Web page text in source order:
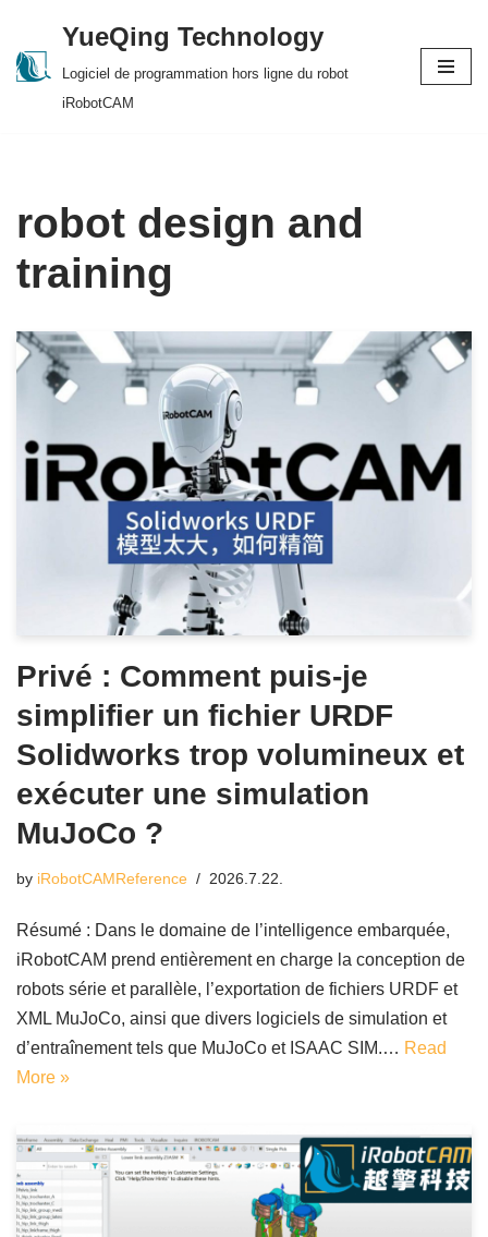
Skip
YueQing Technology
Logiciel de programmation hors ligne du robot
iRobotCAM
robot design and
training
Privé : Comment puis-je
simplifier un fichier URDF
Solidworks trop volumineux et
exécuter une simulation
MuJoCo ?
by iRobotCAMReference 2026.7.22.
Résumé : Dans le domaine de l’intelligence embarquée,
iRobotCAM prend entièrement en charge la conception de
robots série et parallèle, l’exportation de fichiers URDF et
XML MuJoCo, ainsi que divers logiciels de simulation et
d’entraînement tels que MuJoCo et ISAAC SIM.… Read
More »